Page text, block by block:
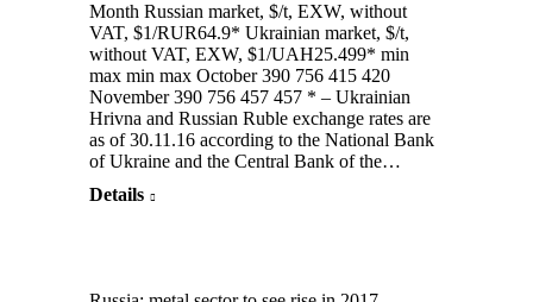
Month Russian market, $/t, EXW, without
VAT, $1/RUR64.9* Ukrainian market, $/t,
without VAT, EXW, $1/UAH25.499* min
max min max October 390 756 415 420
November 390 756 457 457 * – Ukrainian
Hrivna and Russian Ruble exchange rates are
as of 30.11.16 according to the National Bank
of Ukraine and the Central Bank of the…
Details